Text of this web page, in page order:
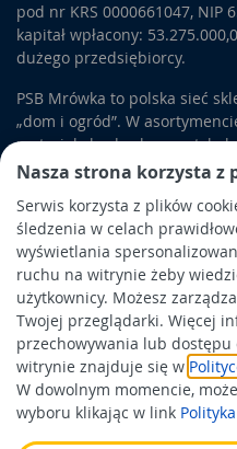
Nasza strona korzysta z
Serwis korzysta z plików
śledzenia w celach
wyświetlania
ruchu na witrynie żeby
użytkownicy. Możesz
Twojej przeglądarki. Więcej
przechowywania lub dostępu
witrynie znajduje się w
W dowolnym momencie,
wyboru klikając w link
pod nr KRS 0000661047, NIP
kapitał wpłacony:
dużego przedsiębiorcy.
PSB Mrówka to polska sieć
„dom i ogród”. W
materiały budowlane,
wyposażenie łazienek i
artykuły związane z ogrodem
Obowiązek informacyjny
Polityka prywatności
Polityka Cookies
Odbiór zużytego sprzętu
Wspierają nas: